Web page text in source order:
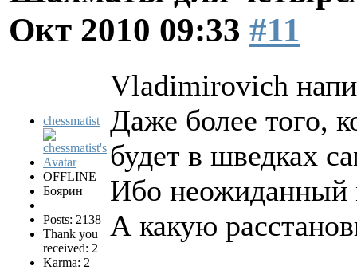
Окт 2010 09:33 #11
chessmatist
OFFLINE
Боярин
Posts: 2138
Thank you
received: 2
Karma: 2
Vladimirovich
Даже более того,
будет в шведках
Ибо неожиданный
А какую